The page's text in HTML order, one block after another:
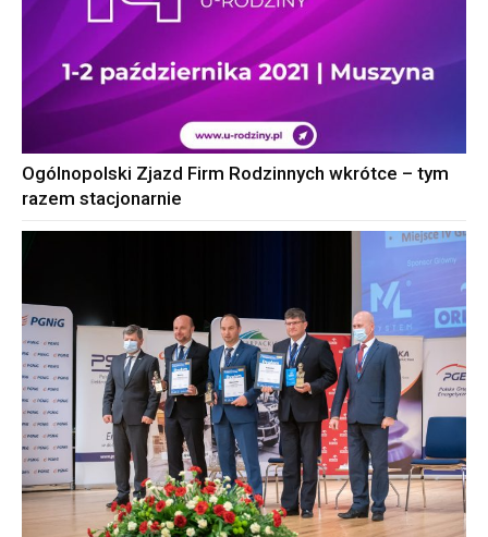
Ogólnopolski Zjazd Firm Rodzinnych wkrótce – tym
razem stacjonarnie